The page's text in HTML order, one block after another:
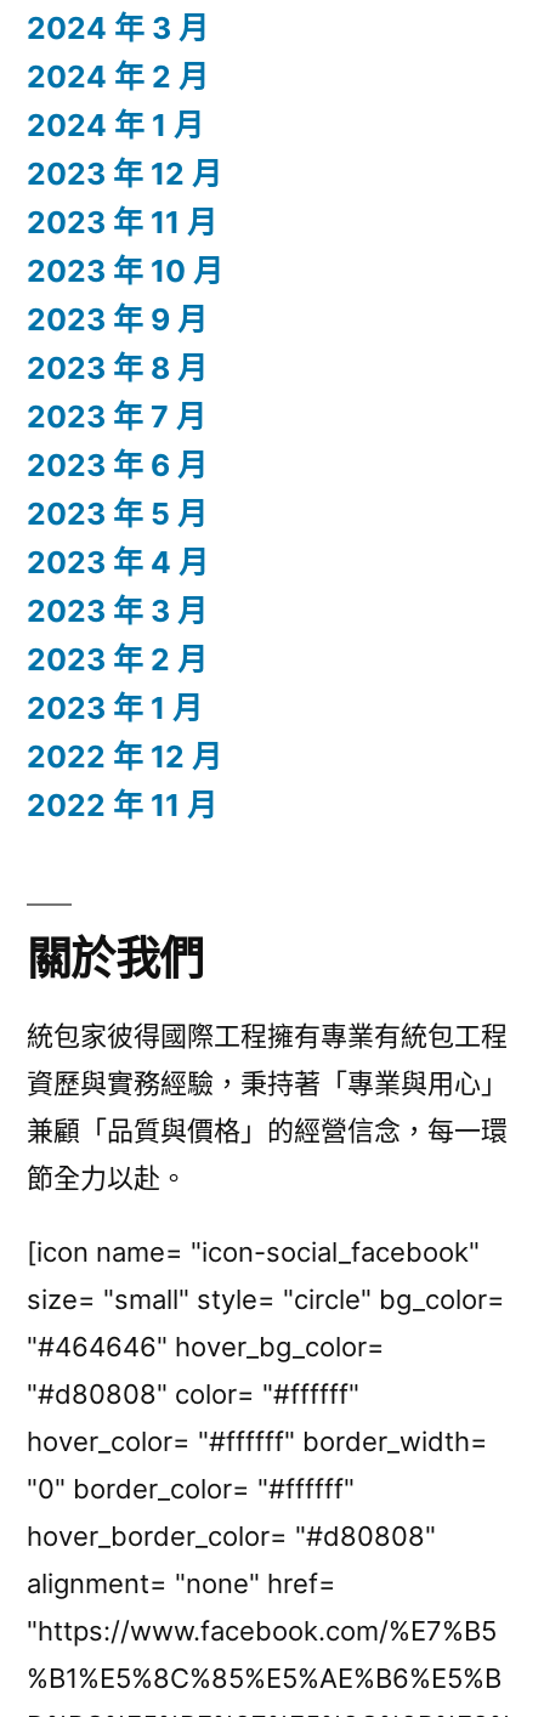
2024 年 3 月
2024 年 2 月
2024 年 1 月
2023 年 12 月
2023 年 11 月
2023 年 10 月
2023 年 9 月
2023 年 8 月
2023 年 7 月
2023 年 6 月
2023 年 5 月
2023 年 4 月
2023 年 3 月
2023 年 2 月
2023 年 1 月
2022 年 12 月
2022 年 11 月
關於我們
統包家彼得國際工程擁有專業有統包工程
資歷與實務經驗，秉持著「專業與用心」
兼顧「品質與價格」的經營信念，每一環
節全力以赴。
[icon name= "icon-social_facebook"
size= "small" style= "circle" bg_color=
"#464646" hover_bg_color=
"#d80808" color= "#ffffff"
hover_color= "#ffffff" border_width=
"0" border_color= "#ffffff"
hover_border_color= "#d80808"
alignment= "none" href=
"https://www.facebook.com/%E7%B5
%B1%E5%8C%85%E5%AE%B6%E5%B